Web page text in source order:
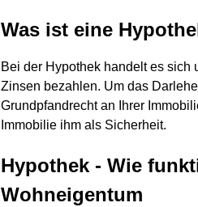
Was ist eine
Bei der Hypothek handelt es sich
Zinsen bezahlen. Um das
Grundpfandrecht an Ihrer
Immobilie ihm als Sicherheit.
Hypothek - Wie
Wohneigentum